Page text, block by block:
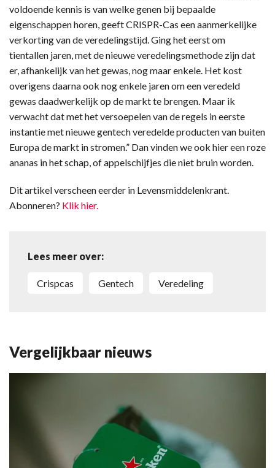
voldoende kennis is van welke genen bij bepaalde
eigenschappen horen, geeft CRISPR-Cas een aanmerkelijke
verkorting van de veredelingstijd. Ging het eerst om
tientallen jaren, met de nieuwe veredelingsmethode zijn dat
er, afhankelijk van het gewas, nog maar enkele. Het kost
overigens daarna ook nog enkele jaren om een veredeld
gewas daadwerkelijk op de markt te brengen. Maar ik
verwacht dat met het versoepelen van de regels in eerste
instantie met nieuwe gentech veredelde producten van buiten
Europa de markt in stromen.” Dan vinden we ook hier een roze
ananas in het schap, of appelschijfjes die niet bruin worden.
Dit artikel verscheen eerder in Levensmiddelenkrant.
Abonneren? Klik hier.
Lees meer over:
crispcas gentech veredeling
Vergelijkbaar nieuws